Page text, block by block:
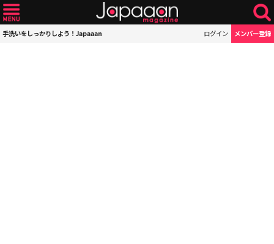
手洗いをしっかりしよう！Japaaan ログイン メンバー登録